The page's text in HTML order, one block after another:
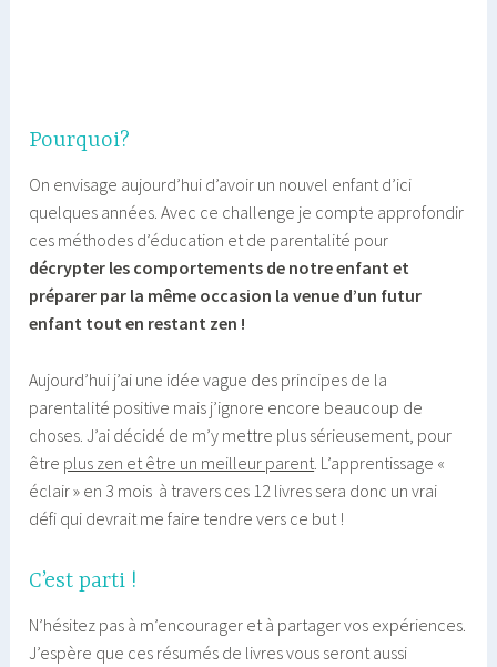
Pourquoi?
On envisage aujourd’hui d’avoir un nouvel enfant d’ici
quelques années. Avec ce challenge je compte approfondir
ces méthodes d’éducation et de parentalité pour
décrypter les comportements de notre enfant et
préparer par la même occasion la venue d’un futur
enfant tout en restant zen !
Aujourd’hui j’ai une idée vague des principes de la
parentalité positive mais j’ignore encore beaucoup de
choses. J’ai décidé de m’y mettre plus sérieusement, pour
être plus zen et être un meilleur parent. L’apprentissage «
éclair » en 3 mois à travers ces 12 livres sera donc un vrai
défi qui devrait me faire tendre vers ce but !
C’est parti !
N’hésitez pas à m’encourager et à partager vos expériences.
J’espère que ces résumés de livres vous seront aussi